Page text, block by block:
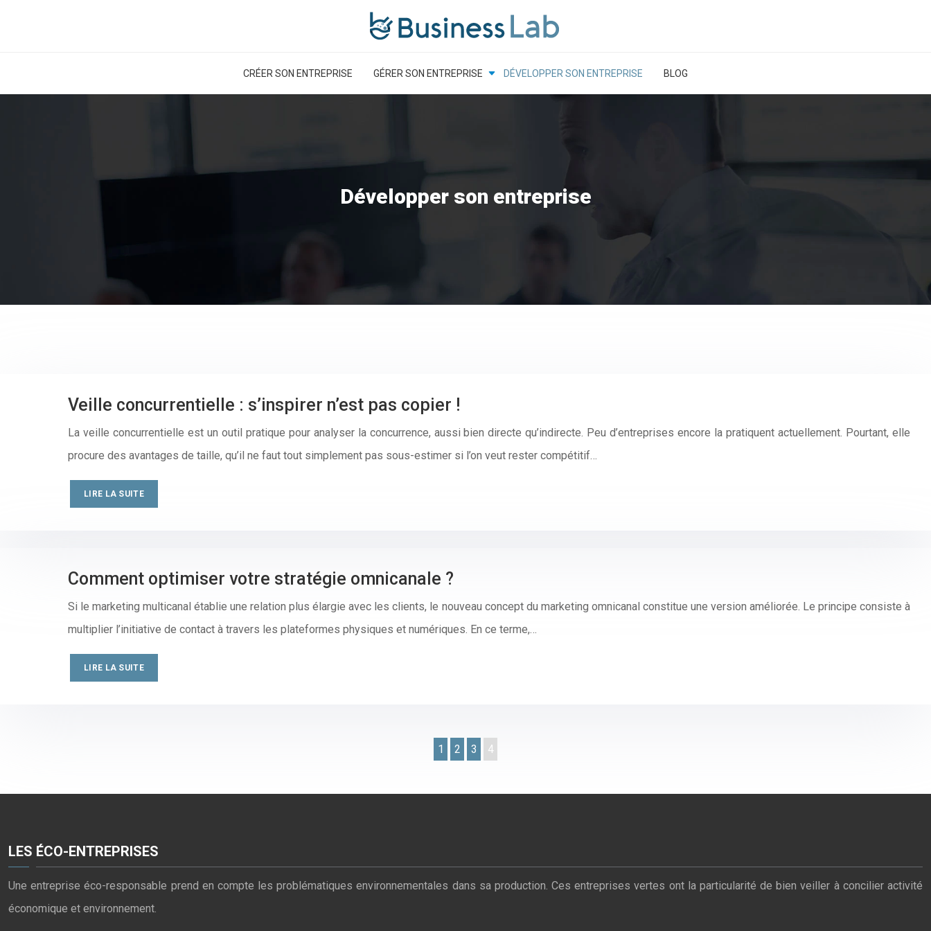
CRÉER SON ENTREPRISE GÉRER SON ENTREPRISE DÉVELOPPER SON ENTREPRISE BLOG
Développer son entreprise
Veille concurrentielle : s’inspirer n’est pas copier !
La veille concurrentielle est un outil pratique pour analyser la concurrence, aussi bien directe qu’indirecte. Peu d’entreprises encore la pratiquent actuellement. Pourtant, elle
procure des avantages de taille, qu’il ne faut tout simplement pas sous-estimer si l’on veut rester compétitif…
LIRE LA SUITE
Comment optimiser votre stratégie omnicanale ?
Si le marketing multicanal établie une relation plus élargie avec les clients, le nouveau concept du marketing omnicanal constitue une version améliorée. Le principe consiste à
multiplier l’initiative de contact à travers les plateformes physiques et numériques. En ce terme,…
LIRE LA SUITE
1 2 3 4
LES ÉCO-ENTREPRISES
Une entreprise éco-responsable prend en compte les problématiques environnementales dans sa production. Ces entreprises vertes ont la particularité de bien veiller à concilier activité
économique et environnement.